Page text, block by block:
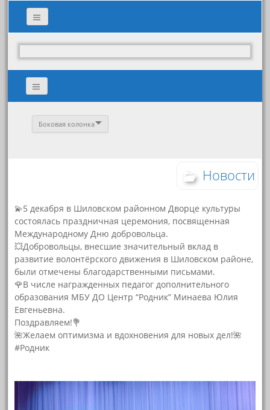
Боковая колонка
Новости
💫5 декабря в Шиловском районном Дворце культуры
состоялась праздничная церемония, посвященная
Международному Дню добровольца.
💥Добровольцы, внесшие значительный вклад в
развитие волонтёрского движения в Шиловском районе,
были отмечены благодарственными письмами.
🌹В числе награжденных педагог дополнительного
образования МБУ ДО Центр “Родник” Минаева Юлия
Евгеньевна.
Поздравляем!💐
🌺Желаем оптимизма и вдохновения для новых дел!🌺
#Родник